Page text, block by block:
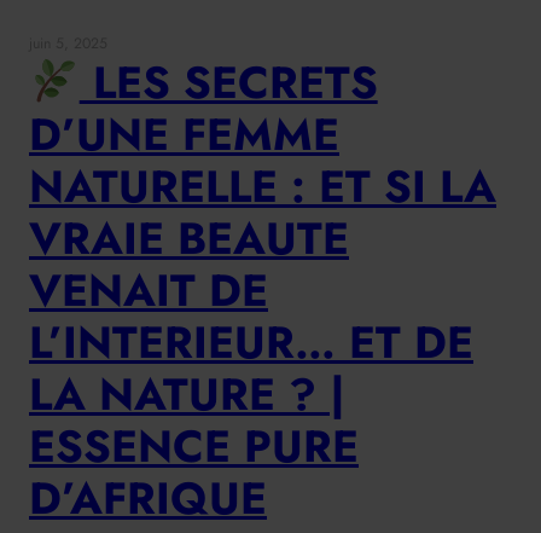
LES SECRETS
D’UNE FEMME
NATURELLE : ET SI LA
VRAIE BEAUTE
VENAIT DE
L’INTERIEUR… ET DE
LA NATURE ? |
ESSENCE PURE
D’AFRIQUE